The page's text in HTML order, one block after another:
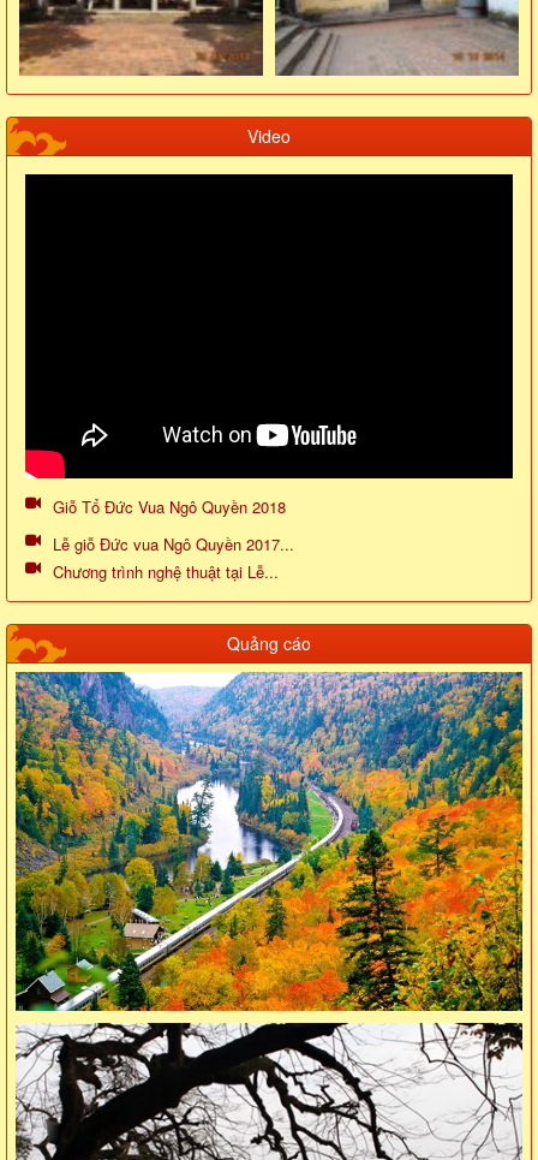
Video
Giỗ Tổ Đức Vua Ngô Quyền 2018
Lễ giỗ Đức vua Ngô Quyền 2017...
Chương trình nghệ thuật tại Lễ...
Quảng cáo